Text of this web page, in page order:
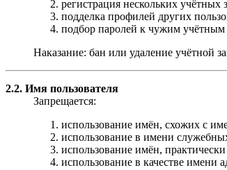
регистрация нескольких учётных
подделка профилей других
подбор паролей к чужим учётным
Наказание: бан или удаление учётной
2.2. Имя пользователя
Запрещается:
использование имён, схожих с
использование в имени
использование имён,
использование в качестве имени